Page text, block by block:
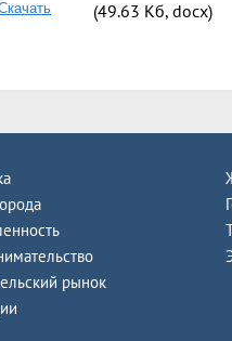
(49.63 Кб, docx)
рынок